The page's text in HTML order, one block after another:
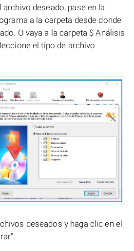
archivo deseado, pase en la
a la carpeta desde donde
O vaya a la carpeta $ Análisis
el tipo de archivo
deseados y haga clic en el